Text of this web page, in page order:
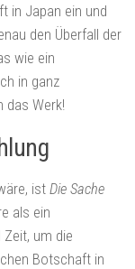
in Japan ein und
den Überfall der
wie ein
in ganz
das Werk!
ist Die Sache
als ein
um die
Botschaft in